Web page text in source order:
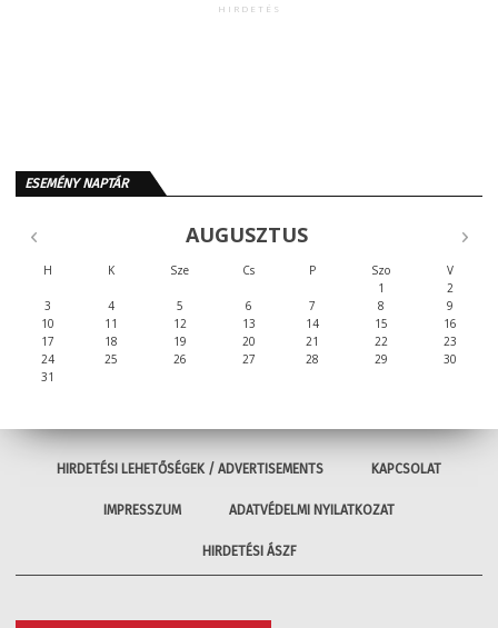
HIRDETÉS
ESEMÉNY NAPTÁR
AUGUSZTUS
H K Sze Cs P Szo
V
1
2
3
4 5 6 7 8
9
10
11 12 13 14 15
16
17
18 19 20 21 22
23
24
25 26 27 28 29
30
31
HIRDETÉSI LEHETŐSÉGEK / ADVERTISEMENTS KAPCSOLAT
IMPRESSZUM ADATVÉDELMI NYILATKOZAT
HIRDETÉSI ÁSZF